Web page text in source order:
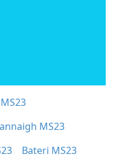
MS23
Bateri MS23